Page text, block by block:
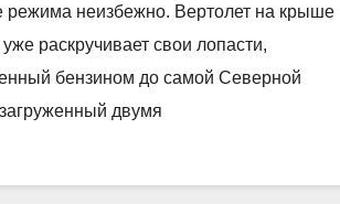
режима неизбежно. Вертолет на крыше
раскручивает свои лопасти,
бензином до самой Северной
двумя